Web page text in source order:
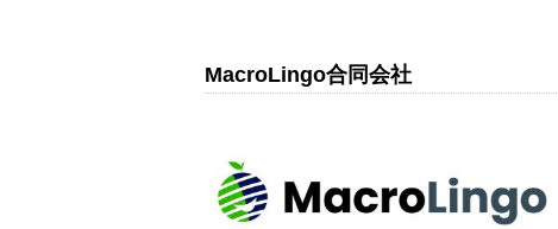
MacroLingo合同会社